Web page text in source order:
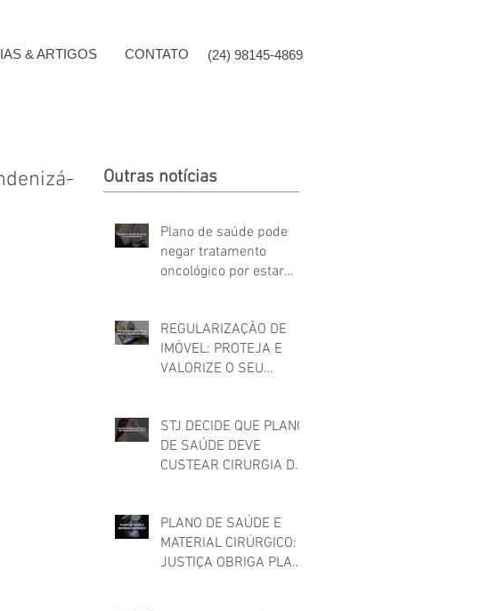
& ARTIGOS CONTATO (24) 98145-4869
Outras notícias
Plano de saúde pode
negar tratamento
oncológico por estar
REGULARIZAÇÃO DE
IMÓVEL: PROTEJA E
VALORIZE O SEU
STJ DECIDE QUE PLANO
DE SAÚDE DEVE
CUSTEAR CIRURGIA DE
PLANO DE SAÚDE E
MATERIAL CIRÚRGICO:
JUSTIÇA OBRIGA PLANO